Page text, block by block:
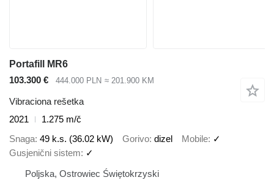
Portafill MR6
103.300 €
444.000 PLN ≈ 201.900 KM
Vibraciona rešetka
2021
1.275 m/č
Snaga 49 k.s. (36.02 kW) Gorivo dizel Mobile ✓
Gusjenični sistem
✓
Poljska, Ostrowiec Świętokrzyski